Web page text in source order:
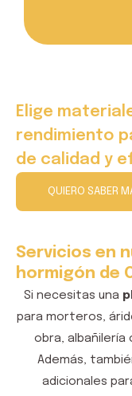
Elige
rendimiento
de calidad y
QUIERO SABER
Servicios en
hormigón de
Si necesitas una
para morteros,
obra, albañilería
Además,
adicionales